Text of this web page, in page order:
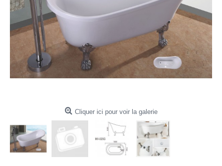
Cliquer ici pour voir la galerie